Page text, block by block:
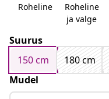
Roheline
Roheline
ja valge
Suurus
150 cm
180 cm
Mudel